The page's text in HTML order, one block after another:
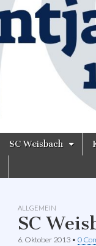
SC Weisbach
ALLGEMEIN
SC
6. Oktober 2013 • 0